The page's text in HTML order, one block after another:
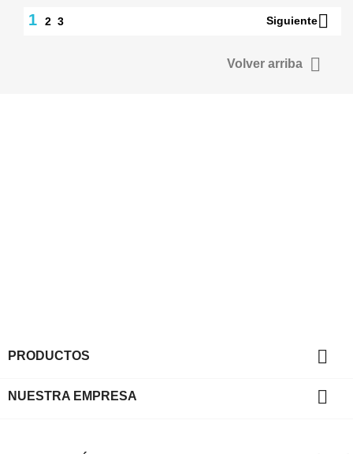
1 2 3 Siguiente
Volver arriba 
PRODUCTOS 
NUESTRA EMPRESA 